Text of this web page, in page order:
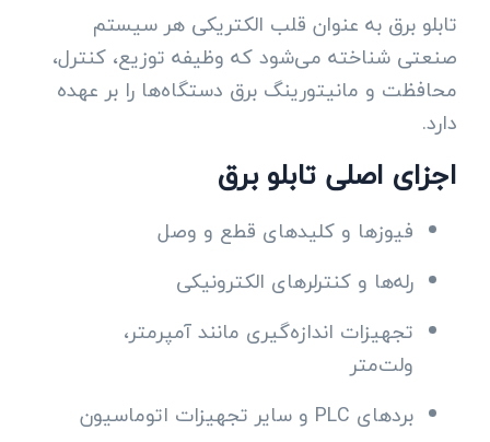
تابلو برق به عنوان قلب الکتریکی هر سیستم
صنعتی شناخته می‌شود که وظیفه توزیع، کنترل،
محافظت و مانیتورینگ برق دستگاه‌ها را بر عهده
دارد.
اجزای اصلی تابلو برق
فیوزها و کلیدهای قطع و وصل
رله‌ها و کنترلرهای الکترونیکی
تجهیزات اندازه‌گیری مانند آمپرمتر،
ولت‌متر
بردهای PLC و سایر تجهیزات اتوماسیون